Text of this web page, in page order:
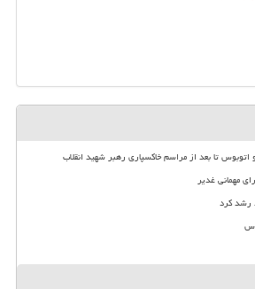
اتوبوس تا بعد از مراسم خاکسپاری رهبر شهید انقلاب
مهمانی غدیر